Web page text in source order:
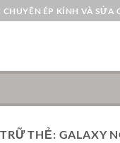
ÉP KÍNH VÀ SỬA
THẺ: GALAXY